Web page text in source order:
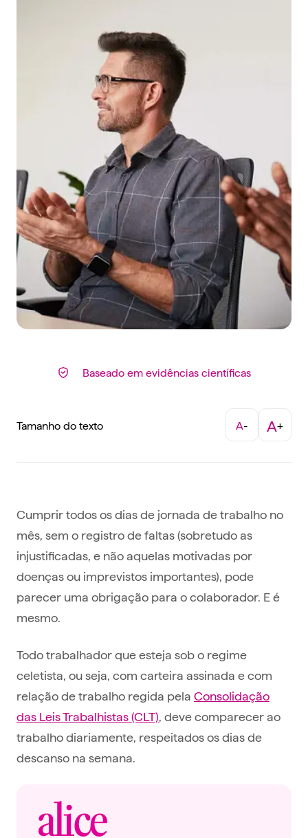
Baseado em evidências científicas
Tamanho do texto A- A+
Cumprir todos os dias de jornada de trabalho no
mês, sem o registro de faltas (sobretudo as
injustificadas, e não aquelas motivadas por
doenças ou imprevistos importantes), pode
parecer uma obrigação para o colaborador. E é
mesmo.
Todo trabalhador que esteja sob o regime
celetista, ou seja, com carteira assinada e com
relação de trabalho regida pela Consolidação
das Leis Trabalhistas (CLT), deve comparecer ao
trabalho diariamente, respeitados os dias de
descanso na semana.